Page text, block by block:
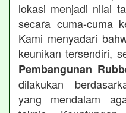
lokasi menjadi nilai
secara cuma-cuma
Kami menyadari
keunikan tersendiri,
Pembangunan
dilakukan
yang mendalam